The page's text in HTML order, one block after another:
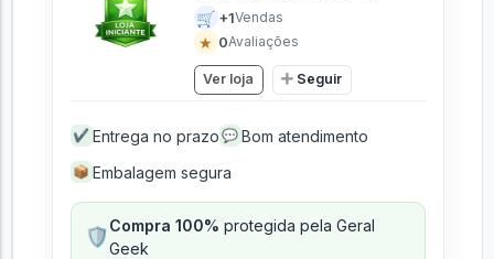
🛒 +1Vendas
★ 0Avaliações
Ver loja Seguir
✔ Entrega no prazo 💬 Bom atendimento
📦 Embalagem segura
🛡️Compra 100% protegida pela Geral
Geek